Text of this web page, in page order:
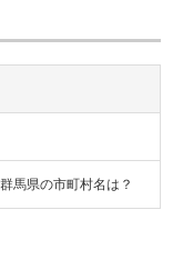
馬県の市町村名は？